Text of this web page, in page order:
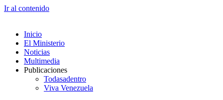
Ir al contenido
Inicio
El Ministerio
Noticias
Multimedia
Publicaciones
Todasadentro
Viva Venezuela